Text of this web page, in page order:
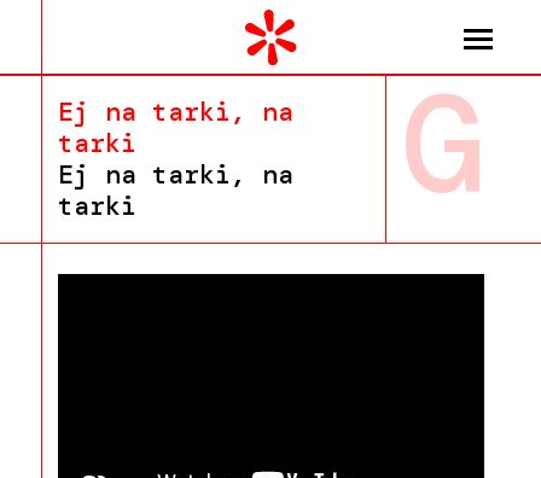
Ej na tarki, na
tarki
Ej na tarki, na
tarki
G